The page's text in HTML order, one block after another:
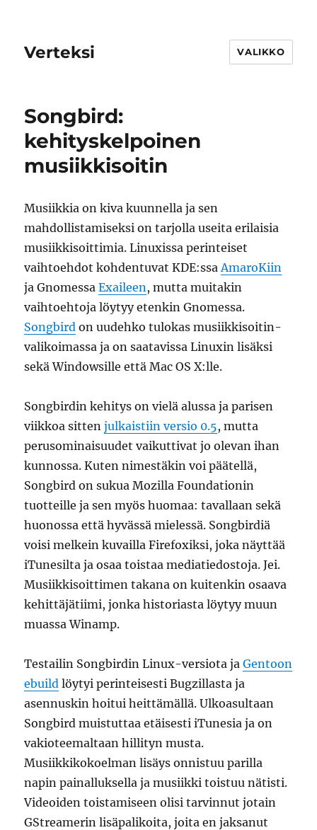
Verteksi VALIKKO
Songbird:
kehityskelpoinen
musiikkisoitin
Musiikkia on kiva kuunnella ja sen
mahdollistamiseksi on tarjolla useita erilaisia
musiikkisoittimia. Linuxissa perinteiset
vaihtoehdot kohdentuvat KDE:ssaAmaroKiin
ja GnomessaExaileen, mutta muitakin
vaihtoehtoja löytyy etenkin Gnomessa.
Songbird on uudehko tulokas musiikkisoitin-
valikoimassa ja on saatavissa Linuxin lisäksi
sekä Windowsille että Mac OS X:lle.
Songbirdin kehitys on vielä alussa ja parisen
viikkoa sittenjulkaistiin versio 0.5, mutta
perusominaisuudet vaikuttivat jo olevan ihan
kunnossa. Kuten nimestäkin voi päätellä,
Songbird on sukua Mozilla Foundationin
tuotteille ja sen myös huomaa: tavallaan sekä
huonossa että hyvässä mielessä. Songbirdiä
voisi melkein kuvailla Firefoxiksi, joka näyttää
iTunesilta ja osaa toistaa mediatiedostoja. Jei.
Musiikkisoittimen takana on kuitenkin osaava
kehittäjätiimi, jonka historiasta löytyy muun
muassa Winamp.
Testailin Songbirdin Linux-versiota jaGentoon
ebuild löytyi perinteisesti Bugzillasta ja
asennuskin hoitui heittämällä. Ulkoasultaan
Songbird muistuttaa etäisesti iTunesia ja on
vakioteemaltaan hillityn musta.
Musiikkikokoelman lisäys onnistuu parilla
napin painalluksella ja musiikki toistuu nätisti.
Videoiden toistamiseen olisi tarvinnut jotain
GStreamerin lisäpalikoita, joita en jaksanut